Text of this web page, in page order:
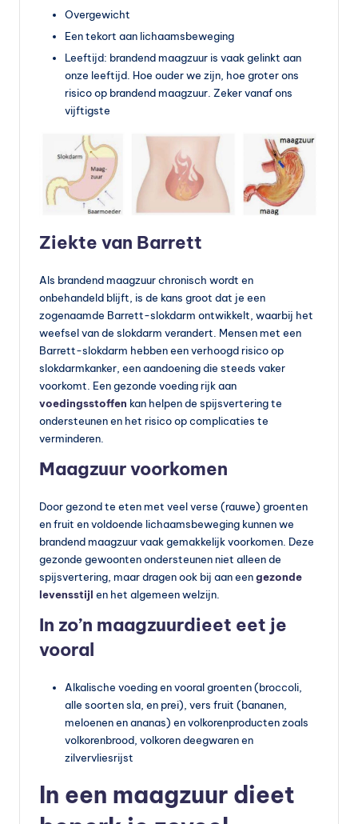
Overgewicht
Een tekort aan lichaamsbeweging
Leeftijd: brandend maagzuur is vaak gelinkt aan
onze leeftijd. Hoe ouder we zijn, hoe groter ons
risico op brandend maagzuur. Zeker vanaf ons
vijftigste
Ziekte van Barrett
Als brandend maagzuur chronisch wordt en
onbehandeld blijft, is de kans groot dat je een
zogenaamde Barrett-slokdarm ontwikkelt, waarbij het
weefsel van de slokdarm verandert. Mensen met een
Barrett-slokdarm hebben een verhoogd risico op
slokdarmkanker, een aandoening die steeds vaker
voorkomt. Een gezonde voeding rijk aan
voedingsstoffen kan helpen de spijsvertering te
ondersteunen en het risico op complicaties te
verminderen.
Maagzuur voorkomen
Door gezond te eten met veel verse (rauwe) groenten
en fruit en voldoende lichaamsbeweging kunnen we
brandend maagzuur vaak gemakkelijk voorkomen. Deze
gezonde gewoonten ondersteunen niet alleen de
spijsvertering, maar dragen ook bij aan eengezonde
levensstijl en het algemeen welzijn.
In zo’n maagzuurdieet eet je
vooral
Alkalische voeding en vooral groenten (broccoli,
alle soorten sla, en prei), vers fruit (bananen,
meloenen en ananas) en volkorenproducten zoals
volkorenbrood, volkoren deegwaren en
zilvervliesrijst
In een maagzuur dieet